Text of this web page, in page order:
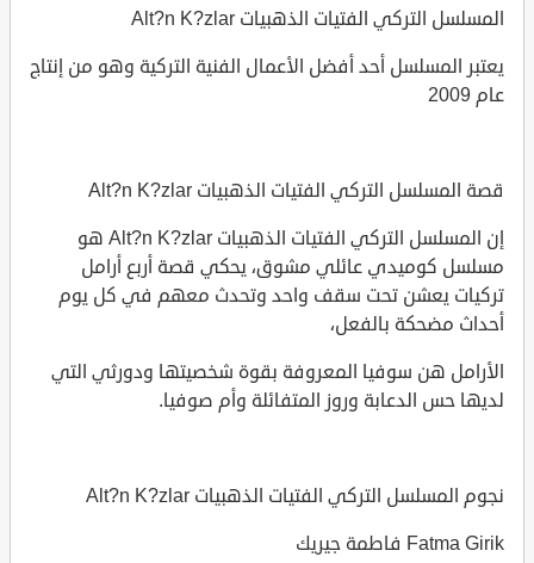
المسلسل التركي الفتيات الذهبيات Alt?n K?zlar
يعتبر المسلسل أحد أفضل الأعمال الفنية التركية وهو من إنتاج
عام 2009
قصة المسلسل التركي الفتيات الذهبيات Alt?n K?zlar
إن المسلسل التركي الفتيات الذهبيات Alt?n K?zlar هو
مسلسل كوميدي عائلي مشوق، يحكي قصة أربع أرامل
تركيات يعشن تحت سقف واحد وتحدث معهم في كل يوم
أحداث مضحكة بالفعل،
الأرامل هن سوفيا المعروفة بقوة شخصيتها ودورثي التي
لديها حس الدعابة وروز المتفائلة وأم صوفيا.
نجوم المسلسل التركي الفتيات الذهبيات Alt?n K?zlar
Fatma Girik فاطمة جيريك